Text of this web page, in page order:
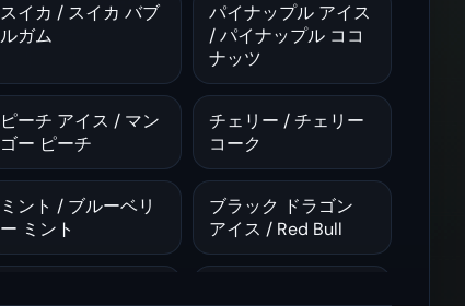
スイカ / スイカ バブ
ルガム
パイナップル アイス
/ パイナップル ココ
ナッツ
ピーチ アイス / マン
ゴー ピーチ
チェリー / チェリー
コーク
ミント / ブルーベリ
ー ミント
ブラック ドラゴン
アイス / Red Bull